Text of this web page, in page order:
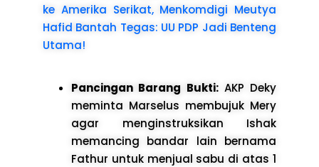
ke Amerika Serikat, Menkomdigi Meutya
Hafid Bantah Tegas: UU PDP Jadi Benteng
Utama!
Pancingan Barang Bukti:AKP Deky
meminta Marselus membujuk Mery
agar menginstruksikan Ishak
memancing bandar lain bernama
Fathur untuk menjual sabu di atas 1